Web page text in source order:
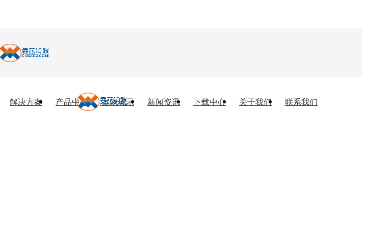
解决方案 产品中心 案例展示 新闻资讯 下载中心 关于我们 联系我们